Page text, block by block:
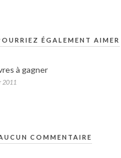
ÉGALEMENT AIMER
à gagner
2011
COMMENTAIRE